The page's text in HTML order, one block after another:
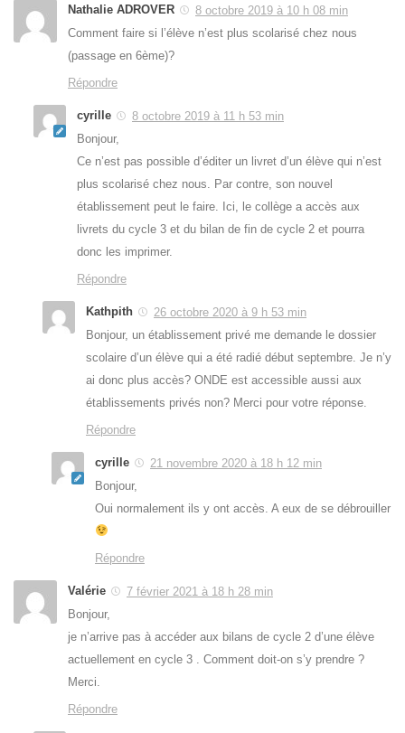
Nathalie ADROVER
8 octobre 2019 à 10 h 08 min
Comment faire si l’élève n’est plus scolarisé chez nous
(passage en 6ème)?
Répondre
cyrille
8 octobre 2019 à 11 h 53 min
Bonjour,
Ce n’est pas possible d’éditer un livret d’un élève qui n’est
plus scolarisé chez nous. Par contre, son nouvel
établissement peut le faire. Ici, le collège a accès aux
livrets du cycle 3 et du bilan de fin de cycle 2 et pourra
donc les imprimer.
Répondre
Kathpith
26 octobre 2020 à 9 h 53 min
Bonjour, un établissement privé me demande le dossier
scolaire d’un élève qui a été radié début septembre. Je n’y
ai donc plus accès? ONDE est accessible aussi aux
établissements privés non? Merci pour votre réponse.
Répondre
cyrille
21 novembre 2020 à 18 h 12 min
Bonjour,
Oui normalement ils y ont accès. A eux de se débrouiller
Répondre
Valérie
7 février 2021 à 18 h 28 min
Bonjour,
je n’arrive pas à accéder aux bilans de cycle 2 d’une élève
actuellement en cycle 3 . Comment doit-on s’y prendre ?
Merci.
Répondre